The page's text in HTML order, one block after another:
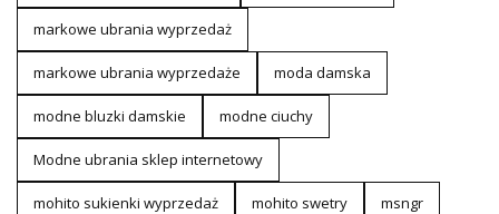
markowe ubrania wyprzedaż
markowe ubrania wyprzedaże moda damska
modne bluzki damskie modne ciuchy
Modne ubrania sklep internetowy
mohito sukienki wyprzedaż mohito swetry msngr